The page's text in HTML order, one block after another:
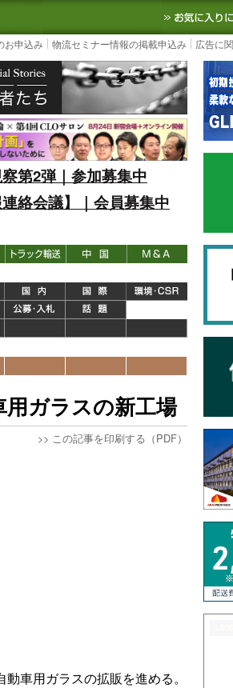
流ニュースサイト
3PL, SCMなど国内外の最新の
お申込み 物流セミナー情報の掲載申込み 広告に
第2弾｜参加募集中
絡会議】｜会員募集中
ガラスの新工場
>> この記事を印刷する（PDF）
車用ガラスの拡販を進める。